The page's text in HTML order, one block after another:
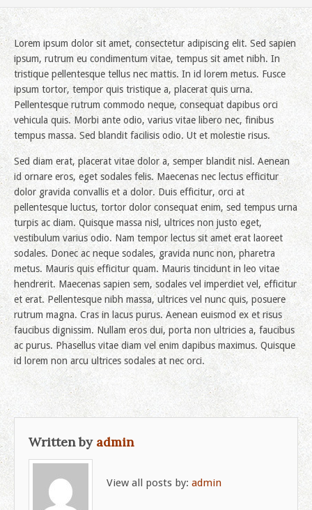
Lorem ipsum dolor sit amet, consectetur adipiscing elit. Sed sapien
ipsum, rutrum eu condimentum vitae, tempus sit amet nibh. In
tristique pellentesque tellus nec mattis. In id lorem metus. Fusce
ipsum tortor, tempor quis tristique a, placerat quis urna.
Pellentesque rutrum commodo neque, consequat dapibus orci
vehicula quis. Morbi ante odio, varius vitae libero nec, finibus
tempus massa. Sed blandit facilisis odio. Ut et molestie risus.
Sed diam erat, placerat vitae dolor a, semper blandit nisl. Aenean
id ornare eros, eget sodales felis. Maecenas nec lectus efficitur
dolor gravida convallis et a dolor. Duis efficitur, orci at
pellentesque luctus, tortor dolor consequat enim, sed tempus urna
turpis ac diam. Quisque massa nisl, ultrices non justo eget,
vestibulum varius odio. Nam tempor lectus sit amet erat laoreet
sodales. Donec ac neque sodales, gravida nunc non, pharetra
metus. Mauris quis efficitur quam. Mauris tincidunt in leo vitae
hendrerit. Maecenas sapien sem, sodales vel imperdiet vel, efficitur
et erat. Pellentesque nibh massa, ultrices vel nunc quis, posuere
rutrum magna. Cras in lacus purus. Aenean euismod ex et risus
faucibus dignissim. Nullam eros dui, porta non ultricies a, faucibus
ac purus. Phasellus vitae diam vel enim dapibus maximus. Quisque
id lorem non arcu ultrices sodales at nec orci.
Written by admin
View all posts by: admin